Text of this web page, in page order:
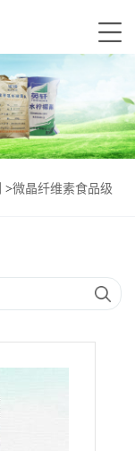
>微晶纤维素食品级